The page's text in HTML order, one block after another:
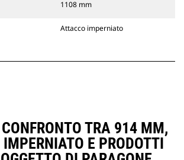
1108 mm
Attacco imperniato
TRA 914 MM,
E PRODOTTI